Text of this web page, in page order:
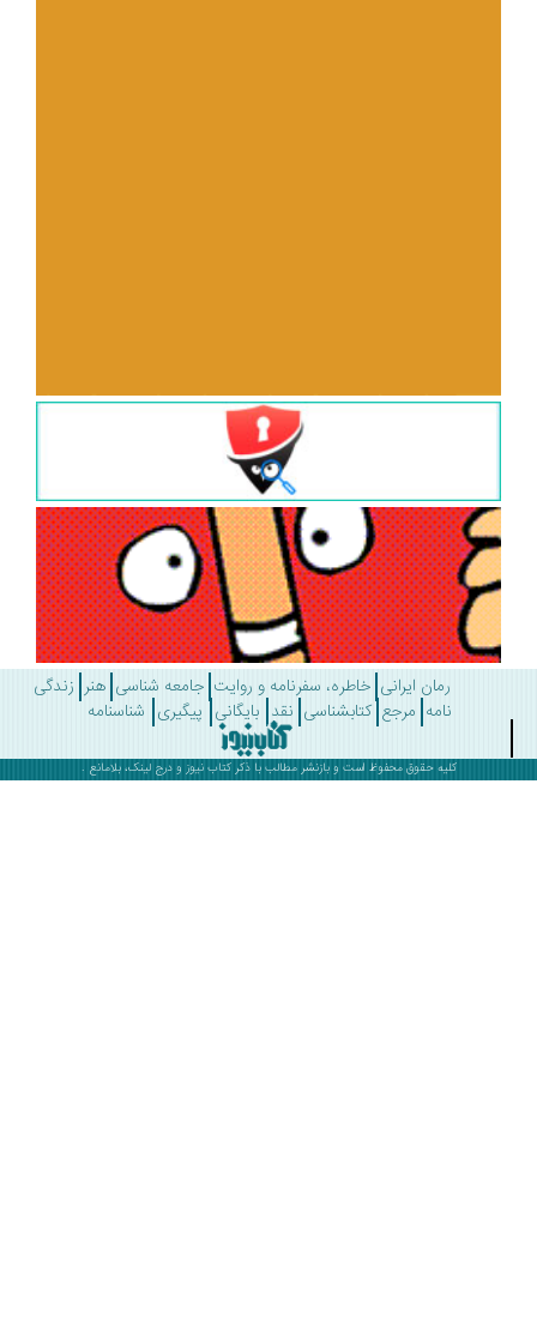
رمان ایرانی خاطره، سفرنامه و روایت جامعه شناسی هنر زندگی
مرجع کتابشناسی نقد بایگانی پیگیری شناسنامه
کلیه حقوق محفوظ است و بازنشر مطالب با ذکرکتاب نیوز و درج لینک، بلامانع .